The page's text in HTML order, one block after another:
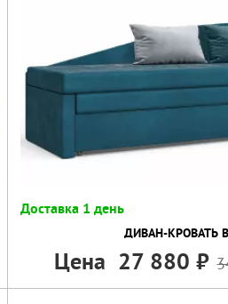
Доставка 1 день
ДИВАН-КРОВАТЬ
Цена 27 880